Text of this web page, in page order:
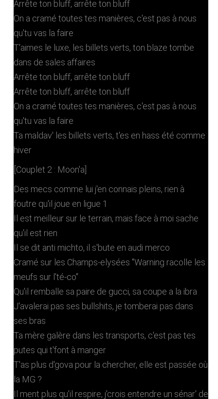
Arrête ton bluff, arrête ton bluff
On a cramé toutes tes manières, c'est pas à nous
qu'tu vas la faire
T'aimes le luxe, les billets verts, ton blaze tombe
dans de sales affaires
Arrête ton bluff, arrête ton bluff
Arrête ton bluff, arrête ton bluff
On a cramé toutes tes manières, c'est pas à nous
qu'tu vas la faire
Ta maldav' les billets verts, t'es en hass été comme
hiver
[Couplet 2 : Moon'a]
Des mecs comme lui j'en connais pleins, rien à
foutre qu'il joue en ligue 1
Il est meilleur sur le terrain, mais face à moi sache
qu'il est rien
Il se dit anti michto, il s'bute en audi merco
Cramé sur les Champs-elysées "Warning racolle les
meufs sur l'té-co"
Qu'il remballe sa paire de gucci, sa coupe a la ibra
J'avalerai pas ses bullshits, je tomberai pas dans
ses bras
Ta mère galère dans les transports, c'est pas tes
putes qui t'font à manger
T'as plus d'gova pour la chercher, elle est passée où
la MG ?
Il ment plus qu'il respire, j'crois entendre un sénar' de